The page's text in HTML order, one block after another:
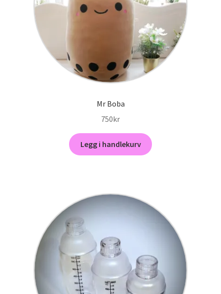
Mr Boba
750kr
Legg i handlekurv